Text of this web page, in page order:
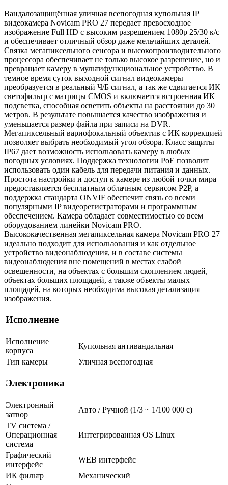
Вандалозащищённая уличная всепогодная купольная IP
видеокамера Novicam PRO 27 передает превосходное
изображение Full HD с высоким разрешением 1080p 25/30 к/с
и обеспечивает отличный обзор даже мельчайших деталей.
Связка мегапиксельного сенсора и высокопроизводительного
процессора обеспечивает не только высокое разрешение, но и
превращает камеру в мультифункциональное устройство. В
темное время суток выходной сигнал видеокамеры
преобразуется в реальный Ч/Б сигнал, а так же сдвигается ИК
светофильтр с матрицы CMOS и включается встроенная ИК
подсветка, способная осветить объекты на расстоянии до 30
метров. В результате повышается качество изображения и
уменьшается размер файла при записи на DVR.
Мегапиксельный вариофокальный объектив с ИК коррекцией
позволяет выбрать необходимый угол обзора. Класс защиты
IP67 дает возможность использовать камеру в любых
погодных условиях. Поддержка технологии РоЕ позволит
использовать один кабель для передачи питания и данных.
Простота настройки и доступ к камере из любой точки мира
предоставляется бесплатным облачным сервисом P2P, а
поддержка стандарта ONVIF обеспечит связь со всеми
популярными IP видеорегистраторами и программным
обеспечением. Камера обладает совместимостью со всем
оборудованием линейки Novicam PRO.
Высококачественная мегапиксельная камера Novicam PRO 27
идеально подходит для использования и как отдельное
устройство видеонаблюдения, и в составе системы
видеонаблюдения вне помещений в местах слабой
освещенности, на объектах с большим скоплением людей,
объектах больших площадей, а также объекты малых
площадей, на которых необходима высокая детализация
изображения.
Исполнение
Исполнение
корпуса
Купольная антивандальная
Тип камеры
Уличная всепогодная
Электроника
Электронный
затвор
Авто / Ручной (1/3 ~ 1/100 000 с)
TV система /
Операционная
система
Интегрированная OS Linux
Графический
интерфейс
WEB интерфейс
ИК фильтр
Механический